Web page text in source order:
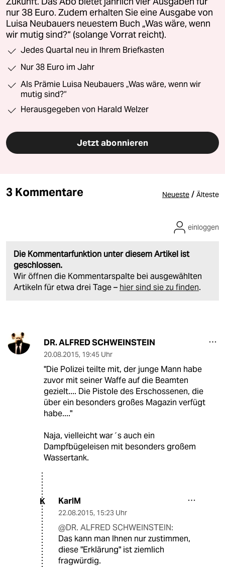
nur 38 Euro. Zudem erhalten Sie eine Ausgabe von
Luisa Neubauers neuestem Buch „Was wäre, wenn
wir mutig sind?“ (solange Vorrat reicht).
Jedes Quartal neu in Ihrem Briefkasten
Nur 38 Euro im Jahr
Als Prämie Luisa Neubauers „Was wäre, wenn wir
mutig sind?“
Herausgegeben von Harald Welzer
Jetzt abonnieren
3 Kommentare Neueste / Älteste
Die Kommentarfunktion unter diesem Artikel ist
geschlossen.
Wir öffnen die Kommentarspalte bei ausgewählten
Artikeln für etwa drei Tage – hier sind sie zu finden.
einloggen
DR. ALFRED SCHWEINSTEIN
20.08.2015, 19:45 Uhr
"Die Polizei teilte mit, der junge Mann habe
zuvor mit seiner Waffe auf die Beamten
gezielt.... Die Pistole des Erschossenen, die
über ein besonders großes Magazin verfügt
habe...."
Naja, vielleicht war´s auch ein
Dampfbügeleisen mit besonders großem
Wassertank.
K KarlM
22.08.2015, 15:23 Uhr
@DR. ALFRED SCHWEINSTEIN:
Das kann man Ihnen nur zustimmen,
diese "Erklärung" ist ziemlich
fragwürdig.